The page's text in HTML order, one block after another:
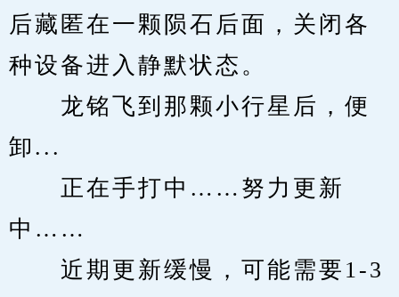
后藏匿在一颗陨石后面，关闭各
种设备进入静默状态。
龙铭飞到那颗小行星后，便
卸...
正在手打中……努力更新
中……
近期更新缓慢，可能需要1-3